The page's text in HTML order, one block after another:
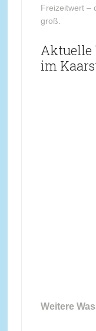
Freizeitwert –
groß.
Aktuelle
im
Weitere